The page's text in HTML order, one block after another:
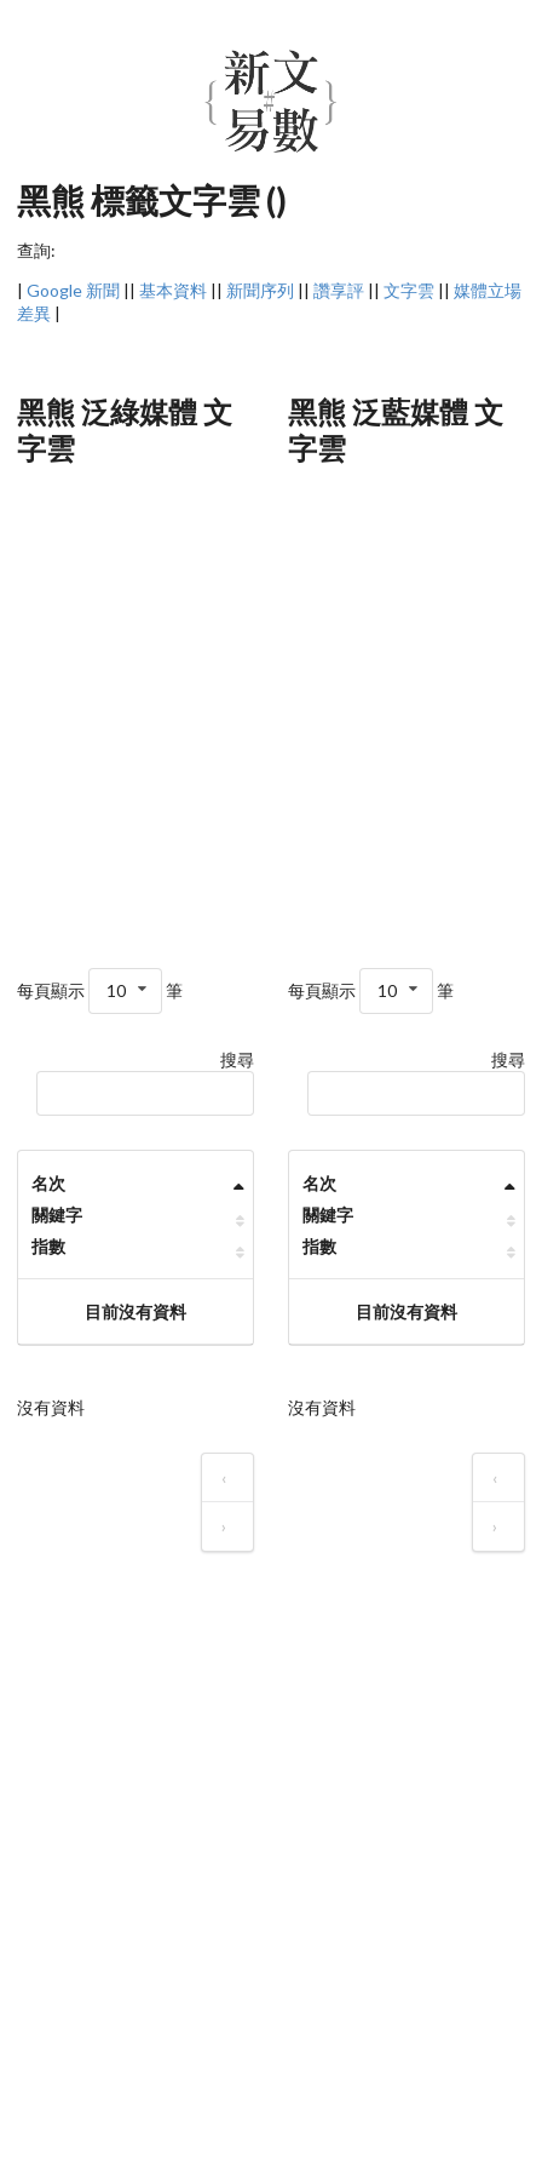
黑熊 標籤文字雲 ()
查詢:
| Google 新聞 || 基本資料 || 新聞序列 || 讚享評 || 文字雲 || 媒體立場
差異 |
黑熊 泛綠媒體 文
字雲
每頁顯示 10 筆
搜尋
名次
關鍵字
指數
目前沒有資料
沒有資料
‹
›
黑熊 泛藍媒體 文
字雲
每頁顯示 10 筆
搜尋
名次
關鍵字
指數
目前沒有資料
沒有資料
‹
›